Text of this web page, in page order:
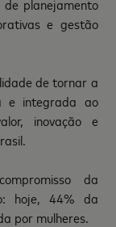
planejamento
e gestão
de tornar a
e integrada ao
inovação e
da
hoje, 44% da
por mulheres.